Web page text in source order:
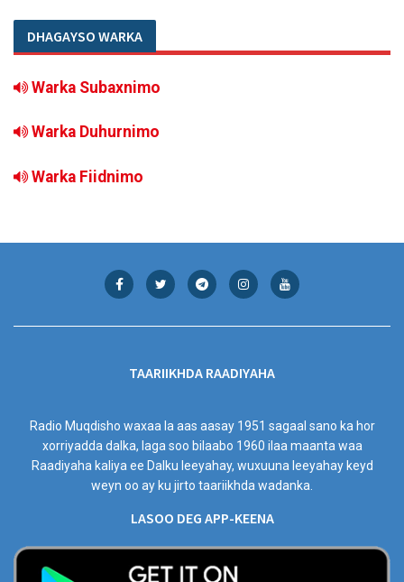
DHAGAYSO WARKA
Warka Subaxnimo
Warka Duhurnimo
Warka Fiidnimo
TAARIIKHDA RAADIYAHA
Radio Muqdisho waxaa la aas aasay 1951 sagaal sano ka hor
xorriyadda dalka, laga soo bilaabo 1960 ilaa maanta waa
Raadiyaha kaliya ee Dalku leeyahay, wuxuuna leeyahay keyd
weyn oo ay ku jirto taariikhda wadanka.
LASOO DEG APP-KEENA